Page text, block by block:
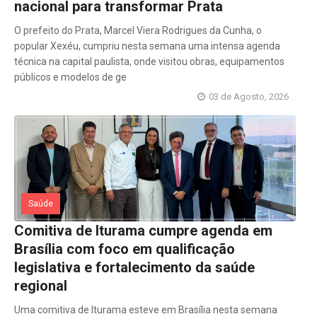
nacional para transformar Prata
O prefeito do Prata, Marcel Viera Rodrigues da Cunha, o
popular Xexéu, cumpriu nesta semana uma intensa agenda
técnica na capital paulista, onde visitou obras, equipamentos
públicos e modelos de ge
03 de Agosto, 2026
Saúde
Comitiva de Iturama cumpre agenda em
Brasília com foco em qualificação
legislativa e fortalecimento da saúde
regional
Uma comitiva de Iturama esteve em Brasília nesta semana